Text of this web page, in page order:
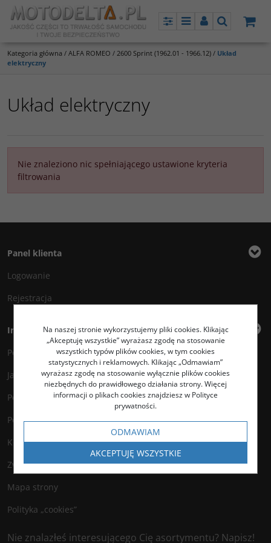
PanelMenuPanelSzukaj
Kategoria główna / ALFA ROMEO / 2600 Sprint (1962.01 - 1966.12) / Układ
elektryczny
Układ elektryczny
Nie znaleziono nic spełniającego ustawione kryteria
filtrowania
Panel klienta
Logowanie
Rejestracja
Informacje
Polityka prywatności
Jak kupować?
Polityka legalności
Polityka antyspamowa
Kontakt
Zwroty
Mapa strony
Polityka „cookies”
Nie znalazłeś interesującego Cię asortymentu? Napisz!
Na naszej stronie wykorzystujemy pliki cookies. Klikając
„Akceptuję wszystkie” wyrażasz zgodę na stosowanie
wszystkich typów plików cookies, w tym cookies
statystycznych i reklamowych. Klikając „Odmawiam”
wyrażasz zgodę na stosowanie wyłącznie plików cookies
niezbędnych do prawidłowego działania strony. Więcej
informacji o plikach cookies znajdziesz w Polityce
prywatności.
ODMAWIAM
AKCEPTUJĘ WSZYSTKIE